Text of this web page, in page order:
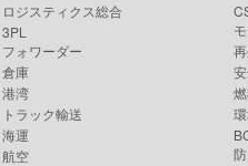
ロジスティクス総合
3PL
フォワーダー
倉庫
港湾
トラック輸送
海運
航空